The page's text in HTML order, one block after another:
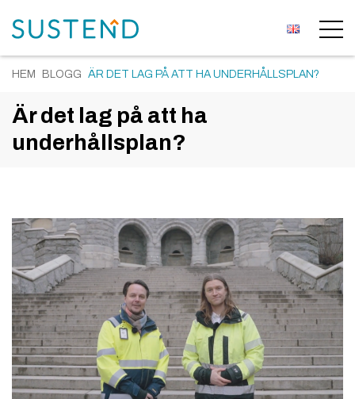
HEM BLOGG ÄR DET LAG PÅ ATT HA UNDERHÅLLSPLAN?
Är det lag på att ha
underhållsplan?